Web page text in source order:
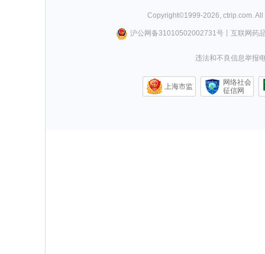
Copyright©1999-2026 ctrip.com .
沪公网备31010502002731号丨 互联网药
违法和不良信息举报
上海市监
网络社会
征信网